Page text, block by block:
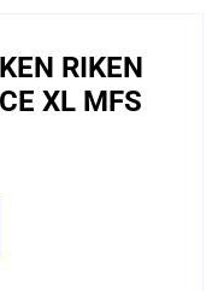
RIKEN
XL MFS